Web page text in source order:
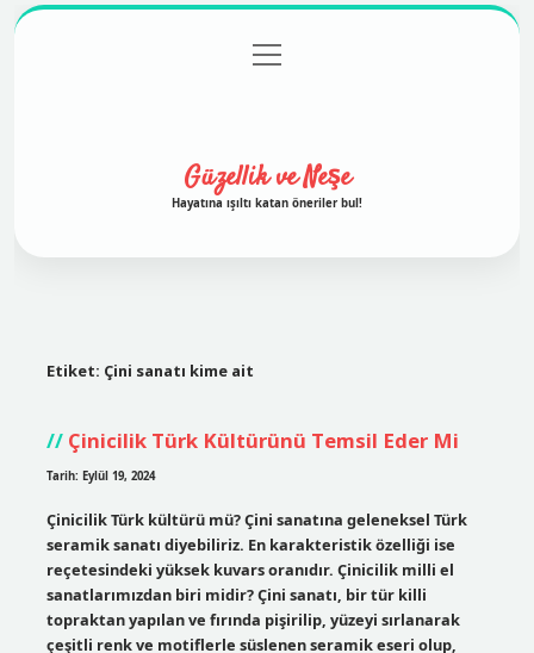
Gizlilik Politikası
menüyü
aç
Güzellik ve Neşe
Hayatına ışıltı katan öneriler bul!
Etiket: Çini sanatı kime ait
Çinicilik Türk Kültürünü Temsil Eder Mi
Tarih: Eylül 19, 2024
Çinicilik Türk kültürü mü? Çini sanatına geleneksel Türk
seramik sanatı diyebiliriz. En karakteristik özelliği ise
reçetesindeki yüksek kuvars oranıdır. Çinicilik milli el
sanatlarımızdan biri midir? Çini sanatı, bir tür killi
topraktan yapılan ve fırında pişirilip, yüzeyi sırlanarak
çeşitli renk ve motiflerle süslenen seramik eseri olup,